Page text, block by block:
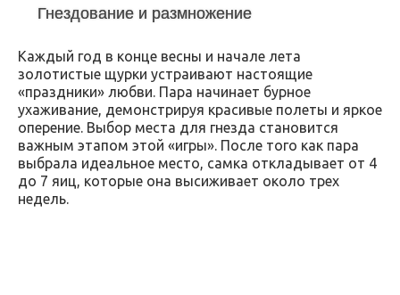
Гнездование и размножение
Каждый год в конце весны и начале лета
золотистые щурки устраивают настоящие
«праздники» любви. Пара начинает бурное
ухаживание, демонстрируя красивые полеты и яркое
оперение. Выбор места для гнезда становится
важным этапом этой «игры». После того как пара
выбрала идеальное место, самка откладывает от 4
до 7 яиц, которые она высиживает около трех
недель.